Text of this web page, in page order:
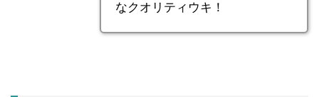
なクオリティウキ！